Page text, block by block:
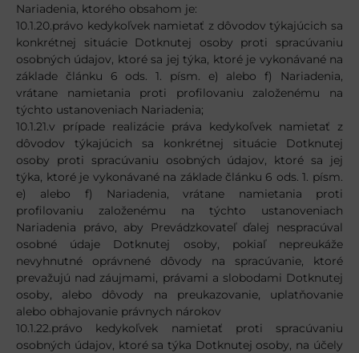
Nariadenia, ktorého obsahom je:
10.1.20.právo kedykoľvek namietať z dôvodov týkajúcich sa
konkrétnej situácie Dotknutej osoby proti spracúvaniu
osobných údajov, ktoré sa jej týka, ktoré je vykonávané na
základe článku 6 ods. 1. písm. e) alebo f) Nariadenia,
vrátane namietania proti profilovaniu založenému na
týchto ustanoveniach Nariadenia;
10.1.21.v prípade realizácie práva kedykoľvek namietať z
dôvodov týkajúcich sa konkrétnej situácie Dotknutej
osoby proti spracúvaniu osobných údajov, ktoré sa jej
týka, ktoré je vykonávané na základe článku 6 ods. 1. písm.
e) alebo f) Nariadenia, vrátane namietania proti
profilovaniu založenému na týchto ustanoveniach
Nariadenia právo, aby Prevádzkovateľ ďalej nespracúval
osobné údaje Dotknutej osoby, pokiaľ nepreukáže
nevyhnutné oprávnené dôvody na spracúvanie, ktoré
prevažujú nad záujmami, právami a slobodami Dotknutej
osoby, alebo dôvody na preukazovanie, uplatňovanie
alebo obhajovanie právnych nárokov
10.1.22.právo kedykoľvek namietať proti spracúvaniu
osobných údajov, ktoré sa týka Dotknutej osoby, na účely